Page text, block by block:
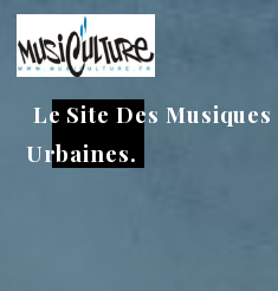
Aller
au
contenu
Le Site Des
Urbaines.